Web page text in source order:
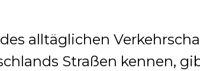
alltäglichen
Straßen kennen,